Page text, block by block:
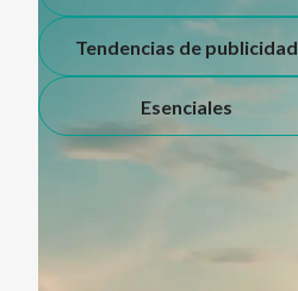
Tendencias de publicidad
Esenciales